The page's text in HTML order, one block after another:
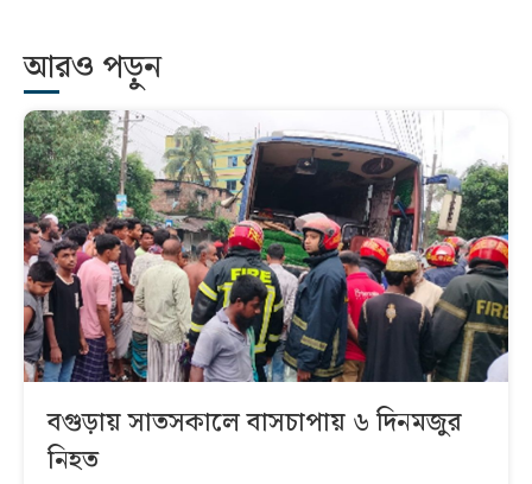
আরও পড়ুন
বগুড়ায় সাতসকালে বাসচাপায় ৬ দিনমজুর
নিহত